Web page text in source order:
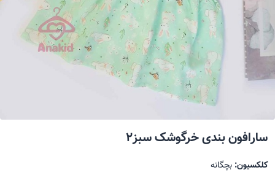
سارافون بندی خرگوشک سبز2
کلکسیون: بچگانه